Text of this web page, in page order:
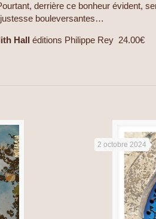
derrière ce bonheur évident,
justesse bouleversantes…
Hall éditions Philippe Rey 24.00€
2 octobre 2024